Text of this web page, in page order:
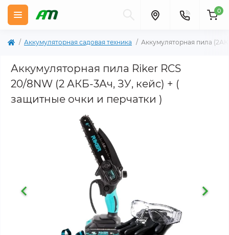
0
Аккумуляторная садовая техника Аккумуляторная пила
Аккумуляторная пила Riker RCS
20/8NW (2 АКБ-3Ач, ЗУ, кейс) + (
защитные очки и перчатки )